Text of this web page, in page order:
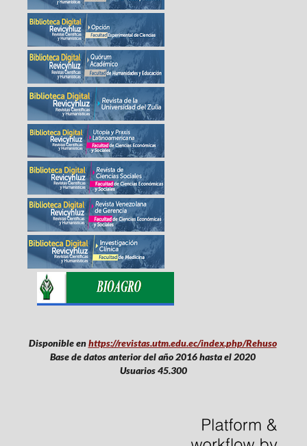
Disponible enhttps://revistas.utm.edu.ec/index.php/Rehuso
Base de datos anterior del año 2016 hasta el 2020
Usuarios 45.300